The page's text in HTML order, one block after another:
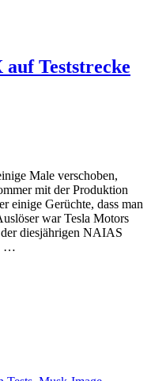
Teststrecke
Male verschoben,
mit der Produktion
einige Gerüchte, dass man
war Tesla Motors
diesjährigen NAIAS
…